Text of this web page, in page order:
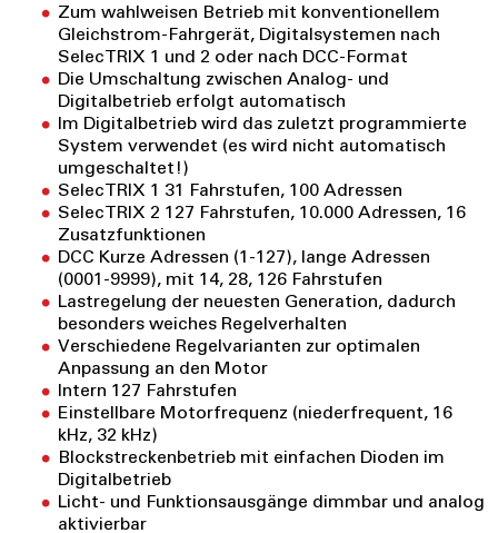
Zum wahlweisen Betrieb mit konventionellem
Gleichstrom-Fahrgerät, Digitalsystemen nach
SelecTRIX 1 und 2 oder nach DCC-Format
Die Umschaltung zwischen Analog- und
Digitalbetrieb erfolgt automatisch
Im Digitalbetrieb wird das zuletzt programmierte
System verwendet (es wird nicht automatisch
umgeschaltet!)
SelecTRIX 1 31 Fahrstufen, 100 Adressen
SelecTRIX 2 127 Fahrstufen, 10.000 Adressen, 16
Zusatzfunktionen
DCC Kurze Adressen (1-127), lange Adressen
(0001-9999), mit 14, 28, 126 Fahrstufen
Lastregelung der neuesten Generation, dadurch
besonders weiches Regelverhalten
Verschiedene Regelvarianten zur optimalen
Anpassung an den Motor
Intern 127 Fahrstufen
Einstellbare Motorfrequenz (niederfrequent, 16
kHz, 32 kHz)
Blockstreckenbetrieb mit einfachen Dioden im
Digitalbetrieb
Licht- und Funktionsausgänge dimmbar und analog
aktivierbar